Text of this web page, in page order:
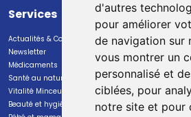
d'autres
pour améliorer
de navigation sur
vous montrer un
personnalisé et
ciblées, pour
notre site et pour
Services
Actualités & Conseils
Newsletter
Médicaments
Santé au naturel
Vitalité Minceur Nutrition
Beauté et hygiène